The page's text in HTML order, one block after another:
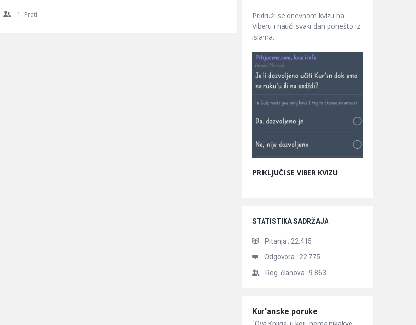
1 Prati
Pridruži se dnevnom kvizu na
Viberu i nauči svaki dan ponešto iz
islama.
PRIKLJUČI SE VIBER KVIZU
STATISTIKA SADRŽAJA
Pitanja : 22.415
Odgovora : 22.775
Reg. članova : 9.863
Članci
Kur'anske poruke